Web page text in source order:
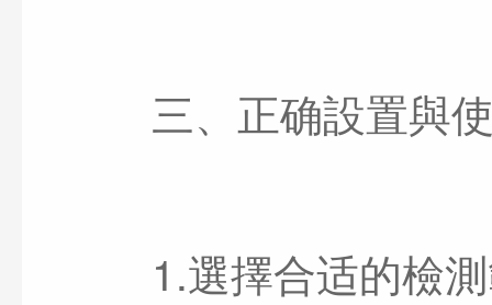
三、正确設置與
1.選擇合适的檢測